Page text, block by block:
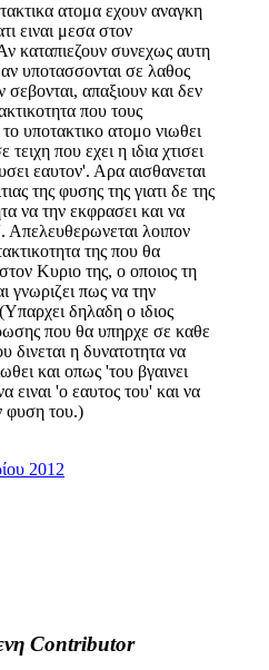
ατομα εχουν αναγκη
ειναι μεσα στον
καταπιεζουν συνεχως αυτη
υποτασσονται σε λαθος
σεβονται, απαξιουν και δεν
που τους
υποτακτικο ατομο νιωθει
που εχει η ιδια χτισει
εαυτον'. Αρα αισθανεται
της φυσης της γιατι δε της
να την εκφρασει και να
Απελευθερωνεται λοιπον
της που θα
Κυριο της, ο οποιος τη
γνωριζει πως να την
δηλαδη ο ιδιος
που θα υπηρχε σε καθε
δινεται η δυνατοτητα να
και οπως 'του βγαινει
ειναι 'ο εαυτος του' και να
φυση του.)
2012
Contributor